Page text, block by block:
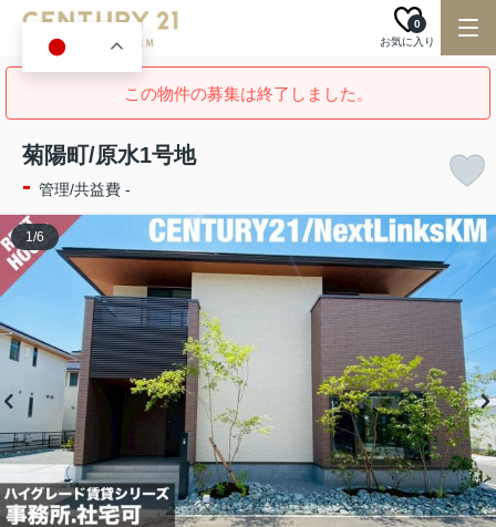
お気に入り
0
この物件の募集は終了しました。
菊陽町/原水1号地
- 管理/共益費 -
1/6